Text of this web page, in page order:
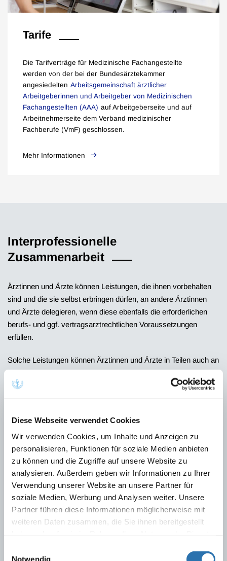
Diese Webseite verwendet Cookies
Wir verwenden Cookies, um Inhalte und Anzeigen zu
personalisieren, Funktionen für soziale Medien anbieten
zu können und die Zugriffe auf unsere Website zu
analysieren. Außerdem geben wir Informationen zu Ihrer
Verwendung unserer Website an unsere Partner für
soziale Medien, Werbung und Analysen weiter. Unsere
Partner führen diese Informationen möglicherweise mit
weiteren Daten zusammen, die Sie ihnen bereitgestellt
Cookies, wenn Sie unsere Webseite weiterhin
Notwendig
Tarife
Die Tarifverträge für Medizinische Fachangestellte
werden von der bei der Bundesärztekammer
angesiedelten Arbeitsgemeinschaft ärztlicher
Arbeitgeberinnen und Arbeitgeber von Medizinischen
Fachangestellten (AAA) auf Arbeitgeberseite und auf
Arbeitnehmerseite dem Verband medizinischer
Fachberufe (VmF) geschlossen.
Mehr Informationen
Interprofessionelle
Zusammenarbeit
Ärztinnen und Ärzte können Leistungen, die ihnen vorbehalten
sind und die sie selbst erbringen dürfen, an andere Ärztinnen
und Ärzte delegieren, wenn diese ebenfalls die erforderlichen
berufs- und ggf. vertragsarztrechtlichen Voraussetzungen
erfüllen.
Solche Leistungen können Ärztinnen und Ärzte in Teilen auch an
nichtärztliche Mitarbeiter delegieren, d.h. von diesen unter deren
Verantwortung durchführen lassen.
Gesundheitswesen
Berlin, 02.05.2025
BÄK-Positionen zu einer interdisziplinären und
teamorientierten Patientenversorgung
Vereinbarung über die Erbringung ärztlich angeordneter
Hilfeleistungen in der Häuslichkeit der Patienten, in Alten-
oder Pflegeheimen oder in anderen beschützenden
Stand: 06.01.2022